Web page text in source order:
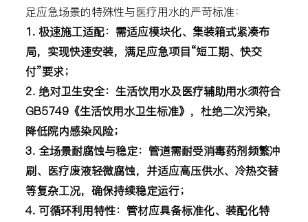
足应急场景的特殊性与医疗用水的严苛标准：
1. 极速施工适配：需适应模块化、集装箱式紧凑布
局，实现快速安装，满足应急项目“短工期、快交
付”要求；
2. 绝对卫生安全：生活饮用水及医疗辅助用水须符合
GB5749《生活饮用水卫生标准》，杜绝二次污染，
降低院内感染风险；
3. 全场景耐腐蚀与稳定：管道需耐受消毒药剂频繁冲
刷、医疗废液轻微腐蚀，并适应高压供水、冷热交替
等复杂工况，确保持续稳定运行；
4. 可循环利用特性：管材应具备标准化、装配化特